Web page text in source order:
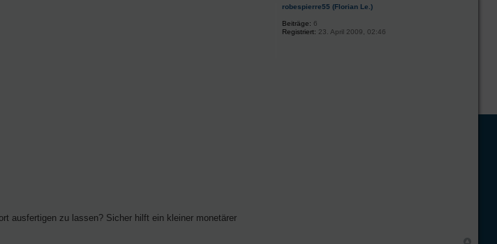
ausfertigen zu lassen? Sicher hilft ein kleiner monetärer
robespierre55 (Florian Le.)
Beiträge: 6
Registriert: 23. April 2009, 02:46